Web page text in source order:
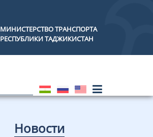
МИНИСТЕРСТВО ТРАНСПОРТА
РЕСПУБЛИКИ ТАДЖИКИСТАН
Новости